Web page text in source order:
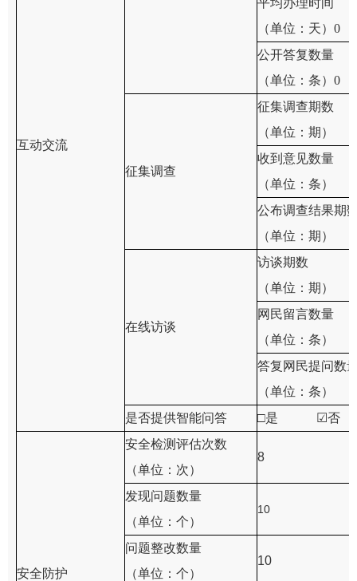
互动交流
平均办理时间
（单位：天）0
公开答复数量
（单位：条）0
征集调查
征集调查期数
（单位：期）
收到意见数量
（单位：条）
公布调查结果期
（单位：期）
在线访谈
访谈期数
（单位：期）
网民留言数量
（单位：条）
答复网民提问数
（单位：条）
是否提供智能问答
□是 ☑否
安全防护
安全检测评估次数
（单位：次）
8
发现问题数量
（单位：个）
10
问题整改数量
（单位：个）
10